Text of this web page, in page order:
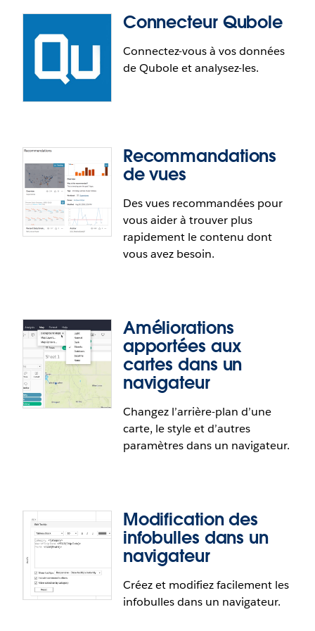
Connecteur Kyvos
Les utilisateurs de Kyvos peuvent maintenant se
connecter nativement à leurs données et les
analyser. Offert pour Tableau Desktop et
Connecteur Qubole
Connectez-vous à vos données
de Qubole et analysez-les.
Les clients utilisant Presto peuvent maintenant
tirer pleinement avantage de l’innovation de
Qubole en tant que connecteur natif. Offert pour
Tableau Desktop et Tableau Server.
Recommandations
de vues
Des vues recommandées pour
vous aider à trouver plus
rapidement le contenu dont
vous avez besoin.
Recommandations de vues
Les recommandations de vues sont des
suggestions personnalisées qui vous connectent
instantanément à des données et à du contenu
pertinents de votre site. Générées grâce à
Améliorations
apportées aux
cartes dans un
navigateur
Changez l’arrière-plan d’une
carte, le style et d’autres
paramètres dans un navigateur.
Améliorations apportées aux cartes
dans un navigateur
Modification des
infobulles dans un
navigateur
Créez et modifiez facilement les
infobulles dans un navigateur.